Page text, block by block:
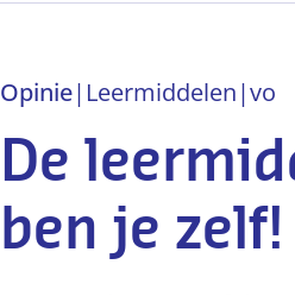
Opinie| Leermiddelen|vo
De
ben je zelf!